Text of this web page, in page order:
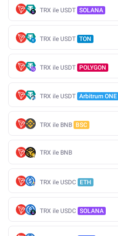
TRX ile USDT SOLANA
TRX ile USDT TON
TRX ile USDT POLYGON
TRX ile USDT Arbitrum ONE
TRX ile BNB BSC
TRX ile BNB
TRX ile USDC ETH
TRX ile USDC SOLANA